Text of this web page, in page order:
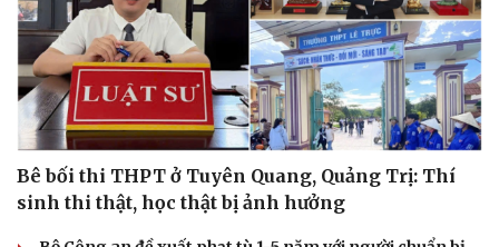
Bê bối thi THPT ở Tuyên Quang, Quảng Trị: Thí
sinh thi thật, học thật bị ảnh hưởng